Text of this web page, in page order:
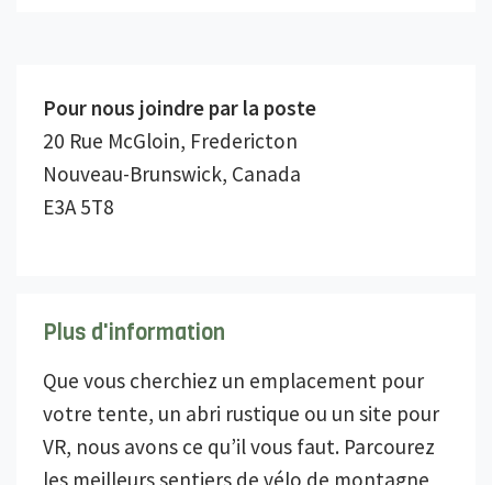
Pour nous joindre par la poste
20 Rue McGloin, Fredericton
Nouveau-Brunswick, Canada
E3A 5T8
Plus d'information
Que vous cherchiez un emplacement pour
votre tente, un abri rustique ou un site pour
VR, nous avons ce qu’il vous faut. Parcourez